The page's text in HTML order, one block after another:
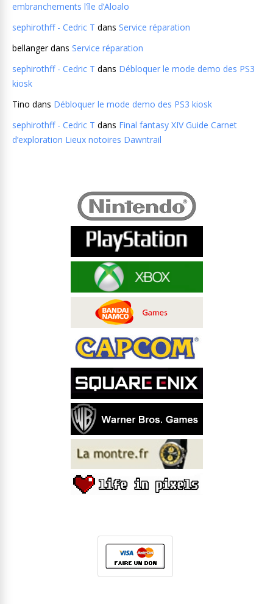
embranchements l’île d’Aloalo
sephirothff - Cedric T dans Service réparation
bellangerdans Service réparation
sephirothff - Cedric T dans Débloquer le mode demo des PS3
kiosk
Tino dans Débloquer le mode demo des PS3 kiosk
sephirothff - Cedric T dans Final fantasy XIV Guide Carnet
d’exploration Lieux notoires Dawntrail